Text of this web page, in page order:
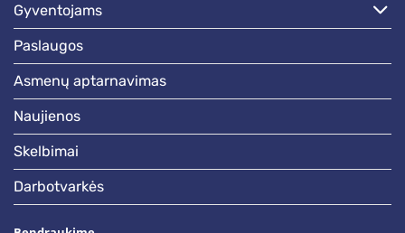
gyventojams
paslaugos
asmenų aptarnavimas
naujienos
skelbimai
darbotvarkės